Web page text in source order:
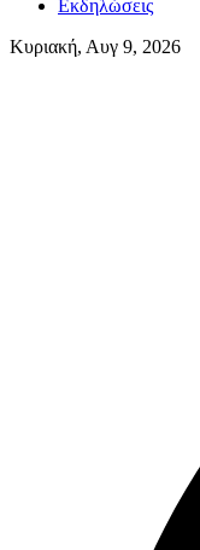
Εκδηλώσεις
Κυριακή, Αυγ 9, 2026